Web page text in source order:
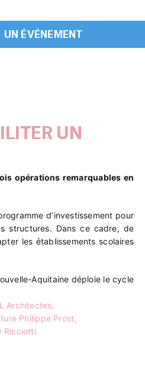
UN ÉVÉNEMENT
UN
opérations remarquables en
d’investissement pour
structures. Dans ce cadre, de
les établissements scolaires
Aquitaine déploie le cycle
Architectes,
Philippe Prost,
Ricciotti.